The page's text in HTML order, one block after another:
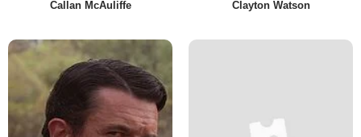
Callan McAuliffe Clayton Watson